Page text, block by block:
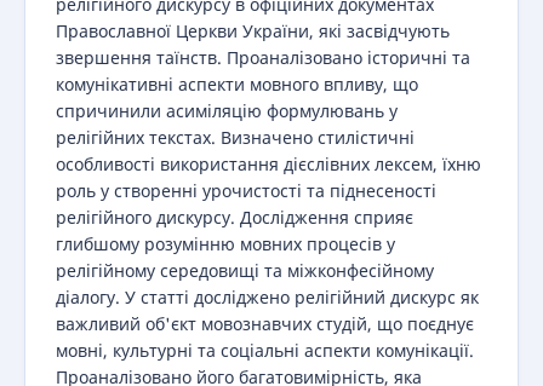
Православної Церкви України, які засвідчують
звершення таїнств. Проаналізовано історичні та
комунікативні аспекти мовного впливу, що
спричинили асиміляцію формулювань у
релігійних текстах. Визначено стилістичні
особливості використання дієслівних лексем, їхню
роль у створенні урочистості та піднесеності
релігійного дискурсу. Дослідження сприяє
глибшому розумінню мовних процесів у
релігійному середовищі та міжконфесійному
діалогу. У статті досліджено релігійний дискурс як
важливий об'єкт мовознавчих студій, що поєднує
мовні, культурні та соціальні аспекти комунікації.
Проаналізовано його багатовимірність, яка